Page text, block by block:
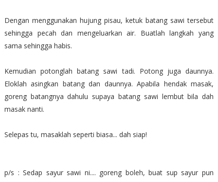
Dengan menggunakan hujung pisau, ketuk batang sawi tersebut
sehingga pecah dan mengeluarkan air. Buatlah langkah yang
sama sehingga habis.
Kemudian potonglah batang sawi tadi. Potong juga daunnya.
Eloklah asingkan batang dan daunnya. Apabila hendak masak,
goreng batangnya dahulu supaya batang sawi lembut bila dah
masak nanti.
Selepas tu, masaklah seperti biasa... dah siap!
p/s : Sedap sayur sawi ni.... goreng boleh, buat sup sayur pun